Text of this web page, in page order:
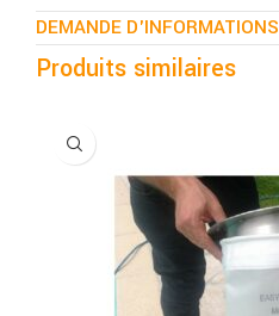
DEMANDE D'INFORMATIONS
Produits similaires